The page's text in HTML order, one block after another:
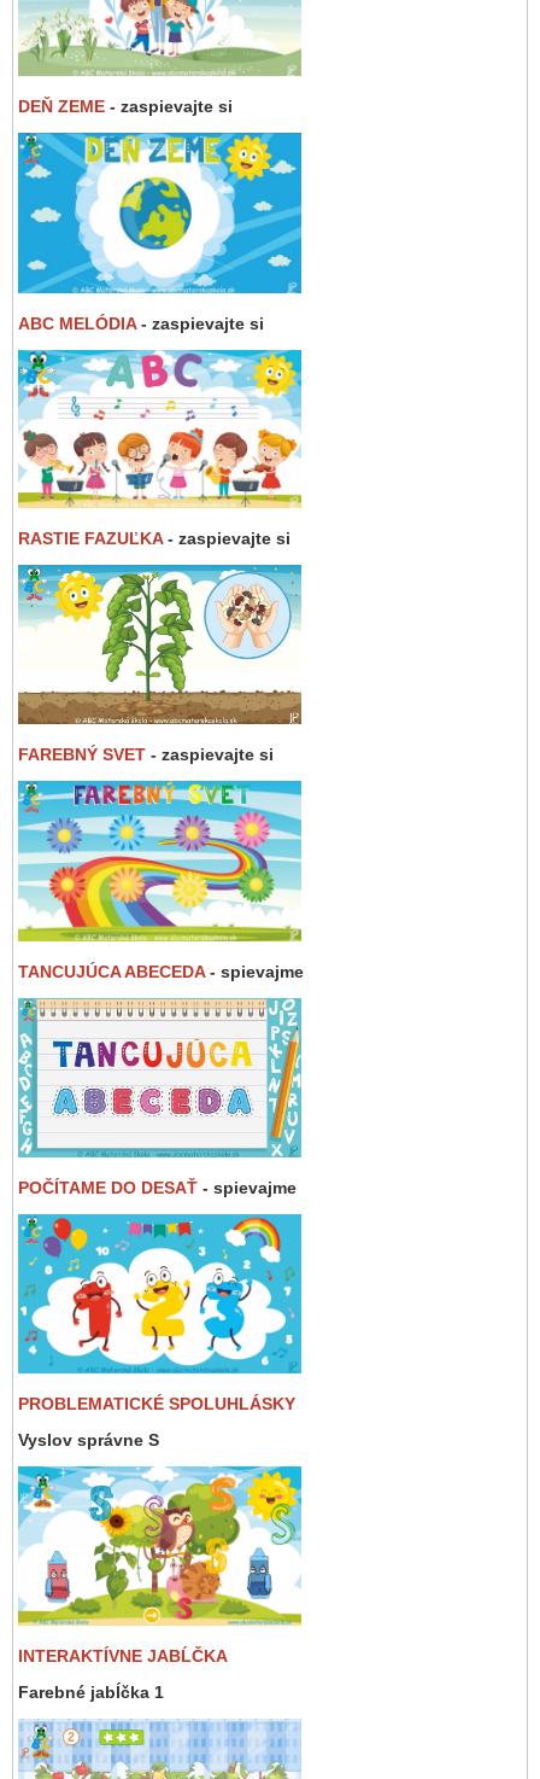
DEŇ ZEME - zaspievajte si
ABC MELÓDIA- zaspievajte si
RASTIE FAZUĽKA- zaspievajte si
FAREBNÝ SVET - zaspievajte si
TANCUJÚCA ABECEDA- spievajme
POČÍTAME DO DESAŤ - spievajme
PROBLEMATICKÉ SPOLUHLÁSKY
Vyslov správne S
INTERAKTÍVNE JABĹČKA
Farebné jabĺčka 1